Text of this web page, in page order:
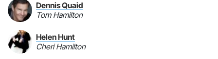
Dennis Quaid
Tom Hamilton
Helen Hunt
Cheri Hamilton